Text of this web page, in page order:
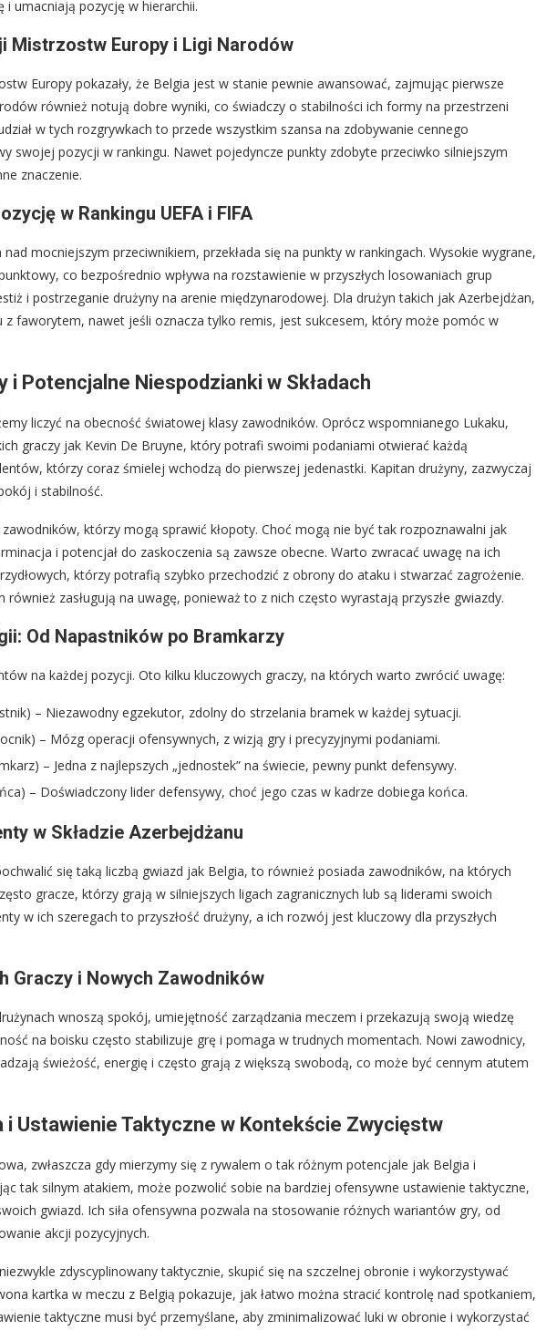
i umacniają pozycję w hierarchii.
Mistrzostw Europy i Ligi Narodów
Europy pokazały, że Belgia jest w stanie pewnie awansować, zajmując pierwsze
również notują dobre wyniki, co świadczy o stabilności ich formy na przestrzeni
w tych rozgrywkach to przede wszystkim szansa na zdobywanie cennego
swojej pozycji w rankingu. Nawet pojedyncze punkty zdobyte przeciwko silniejszym
znaczenie.
w Rankingu UEFA i FIFA
nad mocniejszym przeciwnikiem, przekłada się na punkty w rankingach. Wysokie wygrane,
co bezpośrednio wpływa na rozstawienie w przyszłych losowaniach grup
i postrzeganie drużyny na arenie międzynarodowej. Dla drużyn takich jak Azerbejdżan,
z faworytem, nawet jeśli oznacza tylko remis, jest sukcesem, który może pomóc w
i Potencjalne Niespodzianki w Składach
liczyć na obecność światowej klasy zawodników. Oprócz wspomnianego Lukaku,
graczy jak Kevin De Bruyne, który potrafi swoimi podaniami otwierać każdą
którzy coraz śmielej wchodzą do pierwszej jedenastki. Kapitan drużyny, zazwyczaj
i stabilność.
którzy mogą sprawić kłopoty. Choć mogą nie być tak rozpoznawalni jak
i potencjał do zaskoczenia są zawsze obecne. Warto zwracać uwagę na ich
którzy potrafią szybko przechodzić z obrony do ataku i stwarzać zagrożenie.
również zasługują na uwagę, ponieważ to z nich często wyrastają przyszłe gwiazdy.
Od Napastników po Bramkarzy
na każdej pozycji. Oto kilku kluczowych graczy, na których warto zwrócić uwagę:
– Niezawodny egzekutor, zdolny do strzelania bramek w każdej sytuacji.
– Mózg operacji ofensywnych, z wizją gry i precyzyjnymi podaniami.
– Jedna z najlepszych „jednostek” na świecie, pewny punkt defensywy.
– Doświadczony lider defensywy, choć jego czas w kadrze dobiega końca.
w Składzie Azerbejdżanu
się taką liczbą gwiazd jak Belgia, to również posiada zawodników, na których
gracze, którzy grają w silniejszych ligach zagranicznych lub są liderami swoich
w ich szeregach to przyszłość drużyny, a ich rozwój jest kluczowy dla przyszłych
Graczy i Nowych Zawodników
wnoszą spokój, umiejętność zarządzania meczem i przekazują swoją wiedzę
na boisku często stabilizuje grę i pomaga w trudnych momentach. Nowi zawodnicy,
świeżość, energię i często grają z większą swobodą, co może być cennym atutem
Ustawienie Taktyczne w Kontekście Zwycięstw
zwłaszcza gdy mierzymy się z rywalem o tak różnym potencjale jak Belgia i
tak silnym atakiem, może pozwolić sobie na bardziej ofensywne ustawienie taktyczne,
gwiazd. Ich siła ofensywna pozwala na stosowanie różnych wariantów gry, od
akcji pozycyjnych.
zdyscyplinowany taktycznie, skupić się na szczelnej obronie i wykorzystywać
kartka w meczu z Belgią pokazuje, jak łatwo można stracić kontrolę nad spotkaniem,
taktyczne musi być przemyślane, aby zminimalizować luki w obronie i wykorzystać